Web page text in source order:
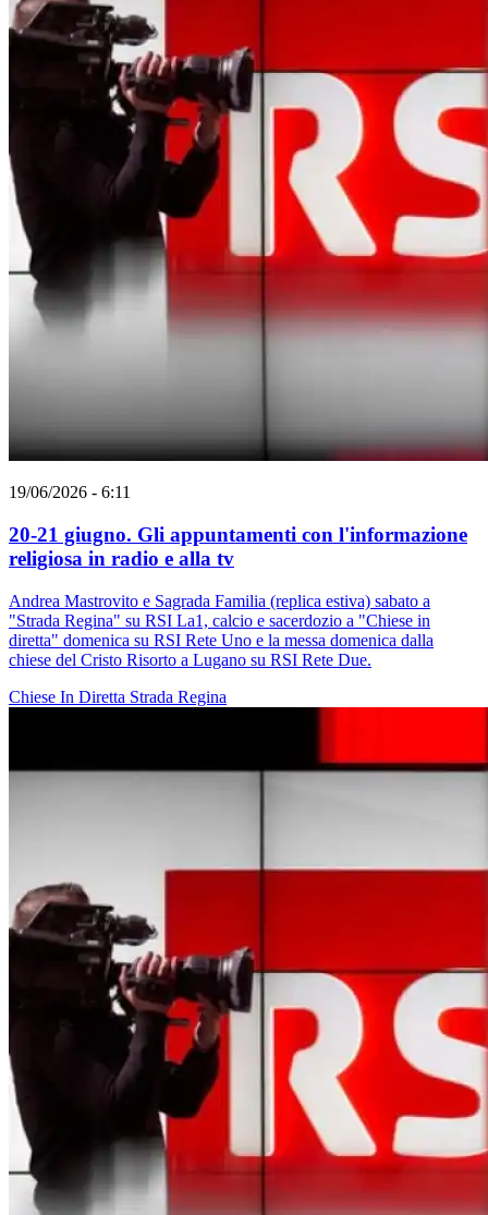
19/06/2026 - 6:11
20-21 giugno. Gli appuntamenti con l'informazione
religiosa in radio e alla tv
Andrea Mastrovito e Sagrada Familia (replica estiva) sabato a
"Strada Regina" su RSI La1, calcio e sacerdozio a "Chiese in
diretta" domenica su RSI Rete Uno e la messa domenica dalla
chiese del Cristo Risorto a Lugano su RSI Rete Due.
Chiese In Diretta Strada Regina